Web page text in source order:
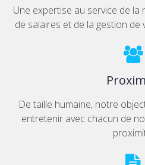
Une expertise au service de la
de salaires et de la gestion
De taille humaine, notre
entretenir avec chacun de